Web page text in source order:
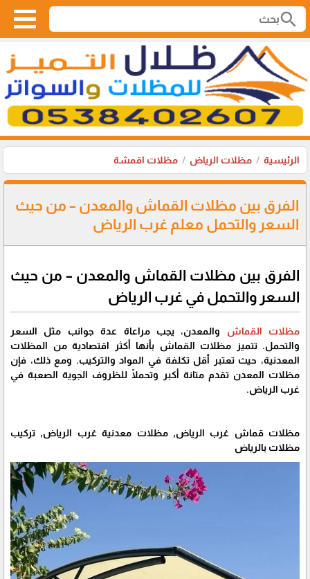
search
الرئيسية مظلات الرياض مظلات اقمشة
الفرق بين مظلات القماش والمعدن – من حيث
السعر والتحمل معلم غرب الرياض
الفرق بين مظلات القماش والمعدن – من حيث
السعر والتحمل في غرب الرياض
مظلات القماش والمعدن، يجب مراعاة عدة جوانب مثل السعر
والتحمل. تتميز مظلات القماش بأنها أكثر اقتصادية من المظلات
المعدنية، حيث تعتبر أقل تكلفة في المواد والتركيب. ومع ذلك، فإن
مظلات المعدن تقدم متانة أكبر وتحملًا للظروف الجوية الصعبة في
غرب الرياض.
مظلات قماش غرب الرياض, مظلات معدنية غرب الرياض, تركيب
مظلات بالرياض